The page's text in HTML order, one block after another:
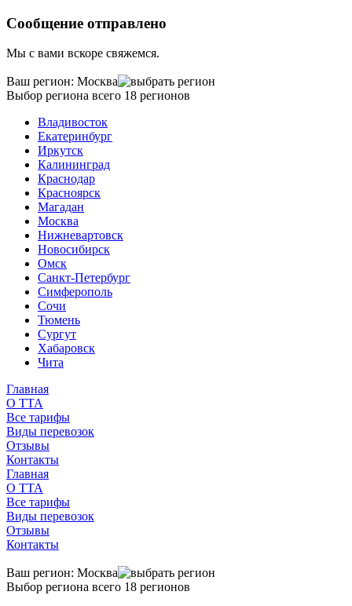
Сообщение отправлено
Мы с вами вскоре свяжемся.
Ваш регион: Москва
Выбор региона всего 18 регионов
Владивосток
Екатеринбург
Иркутск
Калининград
Краснодар
Красноярск
Магадан
Москва
Нижневартовск
Новосибирск
Омск
Санкт-Петербург
Симферополь
Сочи
Тюмень
Сургут
Хабаровск
Чита
Главная
О TTA
Все тарифы
Виды перевозок
Отзывы
Контакты
Главная
О TTA
Все тарифы
Виды перевозок
Отзывы
Контакты
Ваш регион: Москва
Выбор региона всего 18 регионов